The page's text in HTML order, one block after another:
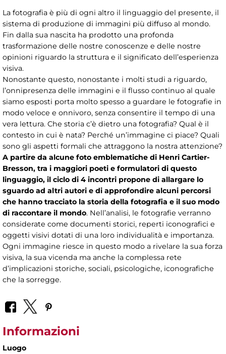
La fotografia è più di ogni altro il linguaggio del presente, il
sistema di produzione di immagini più diffuso al mondo.
Fin dalla sua nascita ha prodotto una profonda
trasformazione delle nostre conoscenze e delle nostre
opinioni riguardo la struttura e il significato dell’esperienza
visiva.
Nonostante questo, nonostante i molti studi a riguardo,
l’onnipresenza delle immagini e il flusso continuo al quale
siamo esposti porta molto spesso a guardare le fotografie in
modo veloce e onnivoro, senza consentire il tempo di una
vera lettura. Che storia c’è dietro una fotografia? Qual è il
contesto in cui è nata? Perché un’immagine ci piace? Quali
sono gli aspetti formali che attraggono la nostra attenzione?
A partire da alcune foto emblematiche di Henri Cartier-
Bresson, tra i maggiori poeti e formulatori di questo
linguaggio, il ciclo di 4 incontri propone di allargare lo
sguardo ad altri autori e di approfondire alcuni percorsi
che hanno tracciato la storia della fotografia e il suo modo
di raccontare il mondo. Nell’analisi, le fotografie verranno
considerate come documenti storici, reperti iconografici e
oggetti visivi dotati di una loro individualità e importanza.
Ogni immagine riesce in questo modo a rivelare la sua forza
visiva, la sua vicenda ma anche la complessa rete
d’implicazioni storiche, sociali, psicologiche, iconografiche
che la sorregge.
Informazioni
Luogo